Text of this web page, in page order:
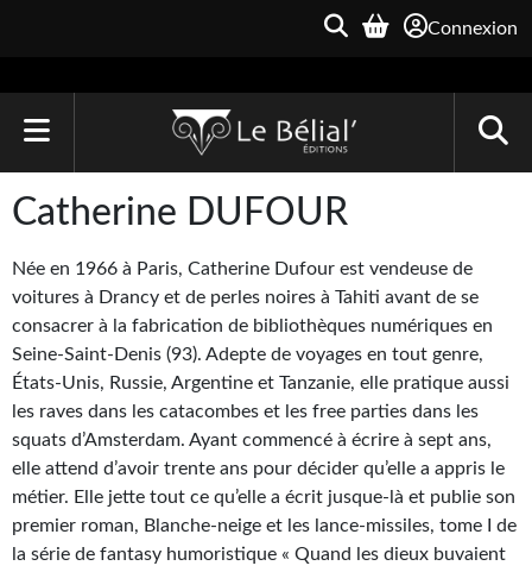
Connexion
ACCUEIL
Le Bélial'
Une Heure-Lumière
Archive du Futur
Parallaxe
Quarante-Deux
Kvasar
Catherine DUFOUR
Née en 1966 à Paris, Catherine Dufour est vendeuse de
voitures à Drancy et de perles noires à Tahiti avant de se
consacrer à la fabrication de bibliothèques numériques en
Seine-Saint-Denis (93). Adepte de voyages en tout genre,
États-Unis, Russie, Argentine et Tanzanie, elle pratique aussi
les raves dans les catacombes et les free parties dans les
squats d’Amsterdam. Ayant commencé à écrire à sept ans,
elle attend d’avoir trente ans pour décider qu’elle a appris le
métier. Elle jette tout ce qu’elle a écrit jusque-là et publie son
premier roman, Blanche-neige et les lance-missiles, tome I de
la série de fantasy humoristique « Quand les dieux buvaient